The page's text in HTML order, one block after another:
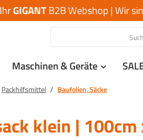
IhrGIGANTB2B Webshop | Wir
Maschinen & Geräte
Packhilfsmittel / Baufolien, Säcke
klein |